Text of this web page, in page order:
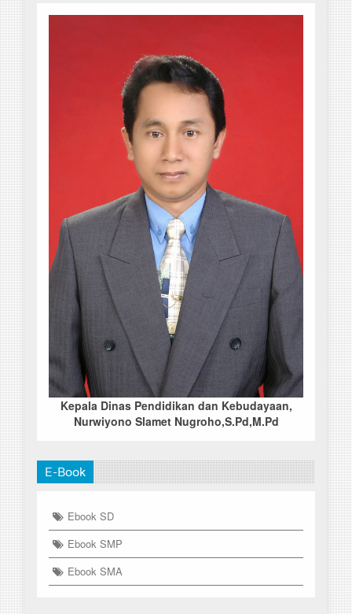
Kepala Dinas Pendidikan dan Kebudayaan,
Nurwiyono Slamet Nugroho,S.Pd,M.Pd
E-Book
Ebook SD
Ebook SMP
Ebook SMA